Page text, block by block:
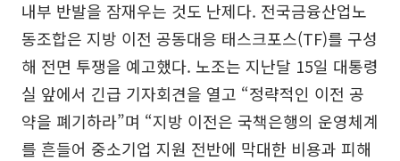
내부 반발을 잠재우는 것도 난제다. 전국금융산업노
동조합은 지방 이전 공동대응 태스크포스(TF)를 구성
해 전면 투쟁을 예고했다. 노조는 지난달 15일 대통령
실 앞에서 긴급 기자회견을 열고 “정략적인 이전 공
약을 폐기하라”며 “지방 이전은 국책은행의 운영체계
를 흔들어 중소기업 지원 전반에 막대한 비용과 피해